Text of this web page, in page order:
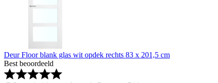
Deur Floor blank glas wit opdek rechts 83 x 201,5 cm
Best beoordeeld